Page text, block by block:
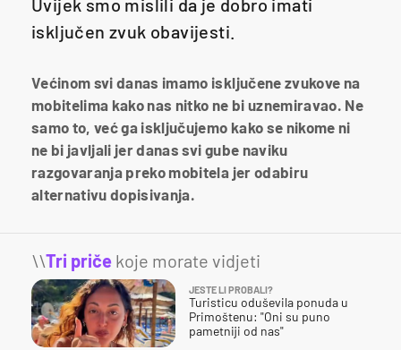
isključen zvuk obavijesti.
Većinom svi danas imamo isključene zvukove na
mobitelima kako nas nitko ne bi uznemiravao. Ne
samo to, već ga isključujemo kako se nikome ni
ne bi javljali jer danas svi gube naviku
razgovaranja preko mobitela jer odabiru
alternativu dopisivanja.
\\Tri priče koje morate vidjeti
JESTE LI PROBALI?
Turisticu oduševila ponuda u
Primoštenu: "Oni su puno
pametniji od nas"